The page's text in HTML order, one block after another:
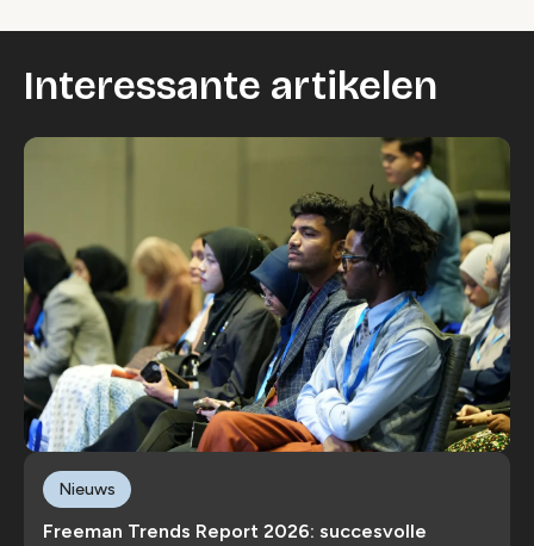
Interessante artikelen
Freeman Trends Report 2026: succesvolle
Nieuws